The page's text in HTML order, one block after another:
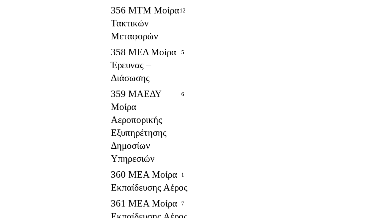
356 ΜΤΜ Μοίρα
Τακτικών
Μεταφορών
12
358 ΜΕΔ Μοίρα
Έρευνας –
Διάσωσης
5
359 ΜΑΕΔΥ
Μοίρα
Αεροπορικής
Εξυπηρέτησης
Δημοσίων
Υπηρεσιών
6
360 ΜΕΑ Μοίρα
Εκπαίδευσης Αέρος
1
361 ΜΕΑ Μοίρα
7